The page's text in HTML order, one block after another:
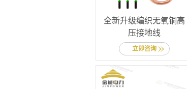
全新升级编织无氧铜高
压接地线
立即咨询